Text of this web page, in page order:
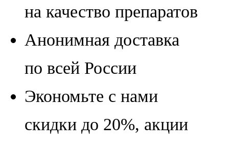
на качество препаратов
Анонимная доставка
по всей России
Экономьте с нами
скидки до 20%, акции